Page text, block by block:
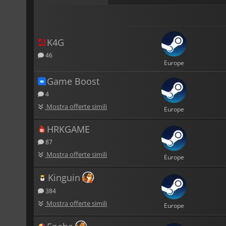
K4G
46
Europe
Game Boost
4
Mostra offerte simili Europe
HRKGAME
87
Mostra offerte simili Europe
Kinguin
384
Mostra offerte simili Europe